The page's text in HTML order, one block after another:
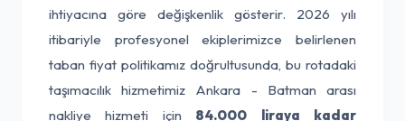
ihtiyacına göre değişkenlik gösterir. 2026 yılı
itibariyle profesyonel ekiplerimizce belirlenen
taban fiyat politikamız doğrultusunda, bu rotadaki
taşımacılık hizmetimiz Ankara - Batman arası
nakliye hizmeti için 84.000 liraya kadar